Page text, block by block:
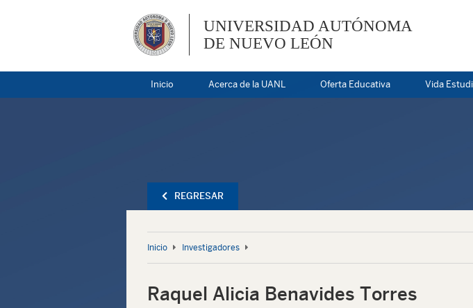
UNIVERSIDAD AUTÓNOMA
DE NUEVO LEÓN
Inicio Acerca de la UANL Oferta Educativa Vida
REGRESAR
Inicio Investigadores
Raquel Alicia Benavides Torres